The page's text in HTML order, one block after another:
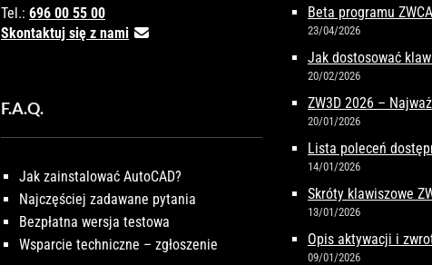
Tel.: 696 00 55 00
Skontaktuj się z nami
F.A.Q.
Jak zainstalować AutoCAD?
Najczęściej zadawane pytania
Bezpłatna wersja testowa
Wsparcie techniczne – zgłoszenie
Beta programu
23/04/2026
Jak dostosować
20/02/2026
ZW3D 2026 –
20/01/2026
Lista poleceń
14/01/2026
Skróty klawiszowe
13/01/2026
Opis aktywacji i
09/01/2026